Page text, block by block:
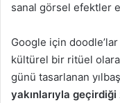
sanal görsel efektler
Google için
kültürel bir ritüel
günü tasarlanan
yakınlarıyla geçirdiği